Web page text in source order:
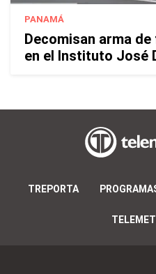
PANAMÁ
Decomisan arma
en el Instituto José
TREPORTA